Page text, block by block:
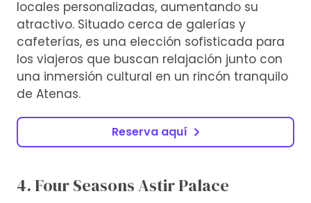
locales personalizadas, aumentando su
atractivo. Situado cerca de galerías y
cafeterías, es una elección sofisticada para
los viajeros que buscan relajación junto con
una inmersión cultural en un rincón tranquilo
de Atenas.
Reserva aquí
4. Four Seasons Astir Palace